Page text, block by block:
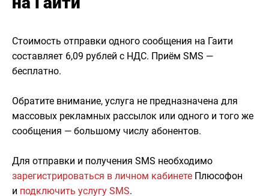
Стоимость отправки одного сообщения на Гаити
составляет 6,09 рублей с НДС. Приём SMS —
бесплатно.
Обратите внимание, услуга не предназначена для
массовых рекламных рассылок или одного и того же
сообщения — большому числу абонентов.
Для отправки и получения SMS необходимо
зарегистрироваться в личном кабинете Плюсофон
и подключить услугу SMS.